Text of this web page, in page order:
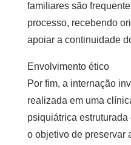
familiares são
processo, recebendo
apoiar a continuidade
Envolvimento ético
Por fim, a internação
realizada em uma
psiquiátrica estruturada
o objetivo de preservar